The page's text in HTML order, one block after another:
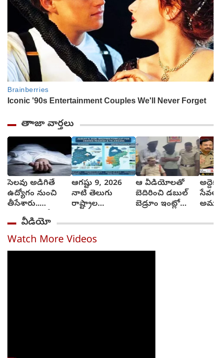
తాాజా వార్తలు
సెలవు అడిగితే
ఉద్యోగం నుంచి
తీసేశారు..
మనస్తాపంతో
బలవన్మరణం
ఆగష్టు 9, 2026
నాటి తెలుగు
రాష్ట్రాల
ఎలా వుందంటే..?
ఆ వీడియోలతో
బెదిరించి డబుల్
బెడ్రూం ఇంట్లో
సామూహిక
వీడియో
Watch More Videos